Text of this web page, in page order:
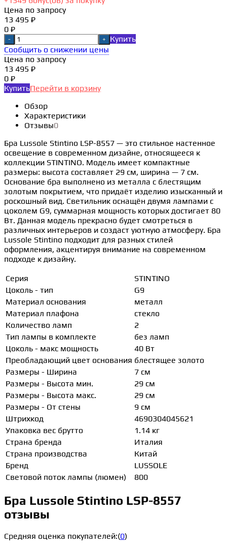
Цена по запросу
13 495 ₽
0 ₽
- +
Купить
Сообщить о снижении цены
Цена по запросу
13 495 ₽
0 ₽
КупитьПерейти в корзину
Обзор
Характеристики
Отзывы0
Бра Lussole Stintino LSP-8557 — это стильное настенное
освещение в современном дизайне, относящееся к
коллекции STINTINO. Модель имеет компактные
размеры: высота составляет 29 см, ширина — 7 см.
Основание бра выполнено из металла с блестящим
золотым покрытием, что придаёт изделию изысканный и
роскошный вид. Светильник оснащён двумя лампами с
цоколем G9, суммарная мощность которых достигает 80
Вт. Данная модель прекрасно будет смотреться в
различных интерьеров и создаст уютную атмосферу. Бра
Lussole Stintino подходит для разных стилей
оформления, акцентируя внимание на современном
подходе к дизайну.
Серия
STINTINO
Цоколь - тип
G9
Материал основания
металл
Материал плафона
стекло
Количество ламп
2
Тип лампы в комплекте
без ламп
Цоколь - макс мощность
40 Вт
Преобладающий цвет основания блестящее золото
Размеры - Ширина
7 см
Размеры - Высота мин.
29 см
Размеры - Высота макс.
29 см
Размеры - От стены
9 см
Штрихкод
4690304045621
Упаковка вес брутто
1.14 кг
Страна бренда
Италия
Страна производства
Китай
Бренд
LUSSOLE
Световой поток лампы (люмен)
800
Бра Lussole Stintino LSP-8557
отзывы
Средняя оценка покупателей:(0)